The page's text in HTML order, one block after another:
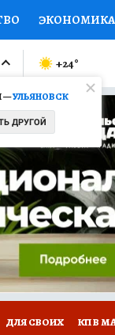
ЭКОНОМИКА
Я ЗНАЮ
СЕРИАЛЫ
КОНКУРСЫ
—УЛЬЯНОВСК
ДРУГОЙ
+24°
ДЛЯ СВОИХ КП В